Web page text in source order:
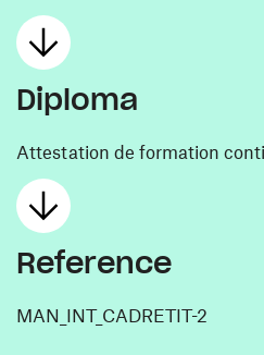
Diploma
Attestation de formation
Reference
MAN_INT_CADRETIT-2